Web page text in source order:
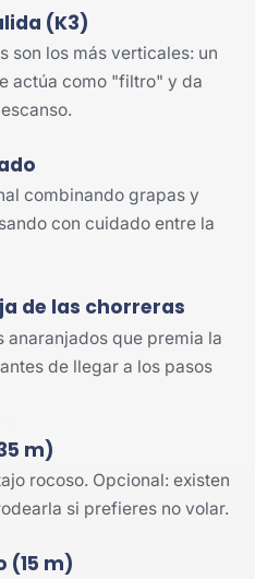
(K3)
son los más verticales: un
actúa como "filtro" y da
combinando grapas y
con cuidado entre la
de las chorreras
anaranjados que premia la
de llegar a los pasos
m)
rocoso. Opcional: existen
si prefieres no volar.
(15 m)